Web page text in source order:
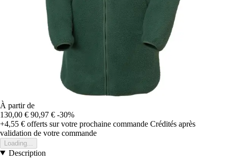
À partir de
130,00 € 90,97 € -30%
+4,55 € offerts sur votre prochaine commande Crédités après
validation de votre commande
Loading...
Description